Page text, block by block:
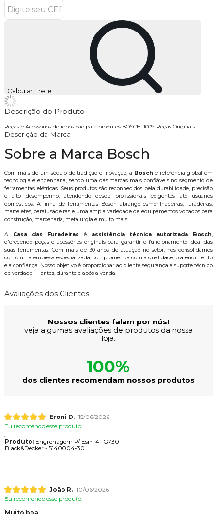
Calcular Frete
Descrição do Produto
Peças e Acessórios de reposição para produtos BOSCH. 100% Peças Originais.
Descrição da Marca
Sobre a Marca Bosch
Com mais de um século de tradição e inovação, a Bosch é referência global em
tecnologia e engenharia, sendo uma das marcas mais confiáveis no segmento de
ferramentas elétricas. Seus produtos são reconhecidos pela durabilidade, precisão
e alto desempenho, atendendo desde profissionais exigentes até usuários
domésticos. A linha de ferramentas Bosch abrange esmerilhadeiras, furadeiras,
marteletes, parafusadeiras e uma ampla variedade de equipamentos voltados para
construção, marcenaria, metalurgia e muito mais.
A Casa das Furadeiras é assistência técnica autorizada Bosch,
oferecendo peças e acessórios originais para garantir o funcionamento ideal das
suas ferramentas. Com mais de 30 anos de atuação no setor, nos consolidamos
como uma empresa especializada, comprometida com a qualidade, o atendimento
e a confiança. Nosso objetivo é proporcionar ao cliente segurança e suporte técnico
de verdade — antes, durante e após a venda.
Avaliações dos Clientes
Nossos clientes falam por nós!
veja algumas avaliações de produtos da nossa
loja.
100%
dos clientes recomendam nossos produtos
Eroni D. 15/06/2026
Eu recomendo esse produto.
Produto:Engrenagem P/ Esm 4" G730
Black&Decker - 5140004-30
João R. 10/06/2026
Eu recomendo esse produto.
Muito boa